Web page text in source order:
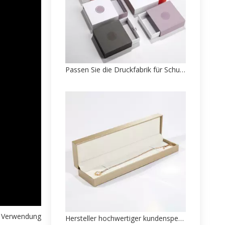
Passen Sie die Druckfabrik für Schubladen-Schmuckkästchen und Papierverpackungen an
Hersteller hochwertiger kundenspezifischer Schmuckverpackungen aus Papier